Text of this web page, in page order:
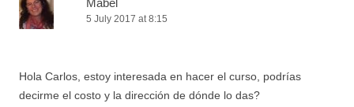
Mabel
5 July 2017 at 8:15
Hola Carlos, estoy interesada en hacer el curso, podrías
decirme el costo y la dirección de dónde lo das?